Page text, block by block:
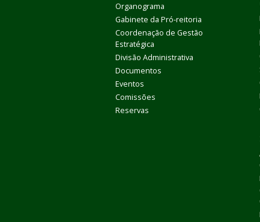
Organograma
Gabinete da Pró-reitoria
Coordenação de Gestão
Estratégica
Divisão Administrativa
Documentos
Eventos
Comissões
Reservas